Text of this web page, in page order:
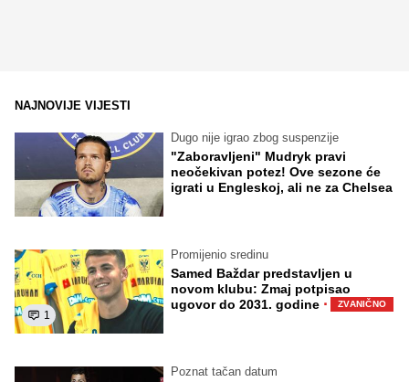
NAJNOVIJE VIJESTI
Dugo nije igrao zbog suspenzije
"Zaboravljeni" Mudryk pravi
neočekivan potez! Ove sezone će
igrati u Engleskoj, ali ne za Chelsea
1
Promijenio sredinu
Samed Baždar predstavljen u
novom klubu: Zmaj potpisao
ugovor do 2031. godine · ZVANIČNO
Poznat tačan datum